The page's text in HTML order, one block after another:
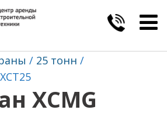
25 тонн
XCMG